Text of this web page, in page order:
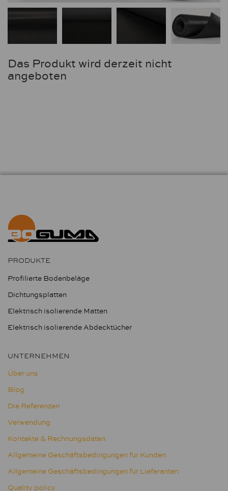
Das Produkt wird derzeit nicht
angeboten
PRODUKTE
Profilierte Bodenbeläge
Dichtungsplatten
Elektrisch isolierende Matten
Elektrisch isolierende Abdecktücher
UNTERNEHMEN
Über uns
Blog
Die Referenzen
Verwendung
Kontakte & Rechnungsdaten
Allgemeine Geschäftsbedingungen für Kunden
Allgemeine Geschäftsbedingungen für Lieferanten
Quality policy